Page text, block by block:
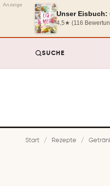
Anzeige
Unser Eisbuch:
4,5★ (116
SUCHE
Start / Rezepte /